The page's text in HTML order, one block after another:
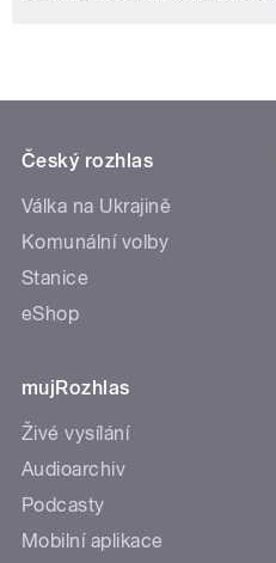
Český rozhlas
Válka na Ukrajině
Komunální volby
Stanice
eShop
mujRozhlas
Živé vysílání
Audioarchiv
Podcasty
Mobilní aplikace